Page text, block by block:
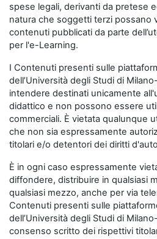
spese legali, derivanti da pretese
natura che soggetti terzi possano
contenuti pubblicati da parte
per l'e-Learning.
I Contenuti presenti sulle
dell’Università degli Studi di
intendere destinati unicamente
didattico e non possono essere
commerciali. È vietata qualunque
che non sia espressamente
titolari e/o detentori dei diritti
È in ogni caso espressamente
diffondere, distribuire in qualsiasi
qualsiasi mezzo, anche per via
Contenuti presenti sulle
dell’Università degli Studi di
consenso scritto dei rispettivi